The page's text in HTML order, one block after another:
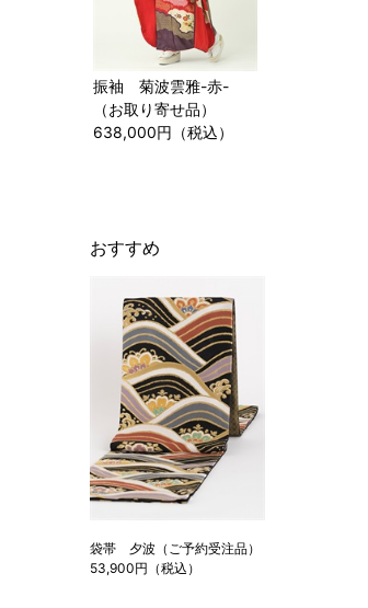
振袖 菊波雲雅-赤-
（お取り寄せ品）
638,000円（税込）
おすすめ
袋帯 夕波（ご予約受注品）
53,900円（税込）